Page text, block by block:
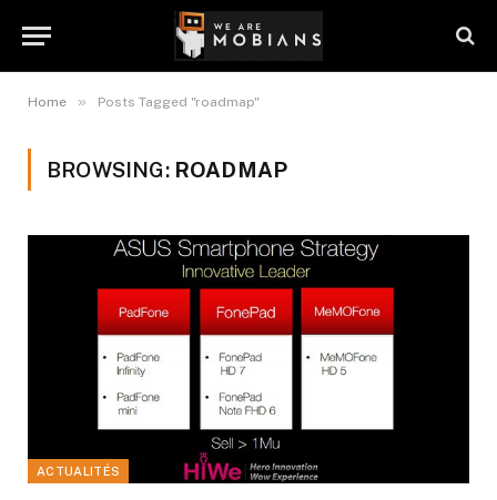
Home » Posts Tagged "roadmap"
BROWSING: ROADMAP
ACTUALITÉS